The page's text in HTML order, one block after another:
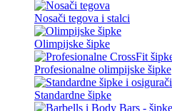
Nosači tegova i stalci
Olimpijske šipke
Profesionalne olimpijske šipke
Standardne šipke